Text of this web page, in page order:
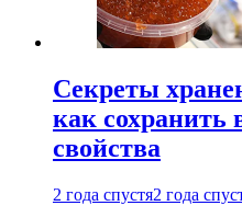
Секреты
как сохранить
свойства
2 года спустя2 года